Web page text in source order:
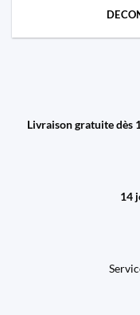
Livraison gratuite dès
14